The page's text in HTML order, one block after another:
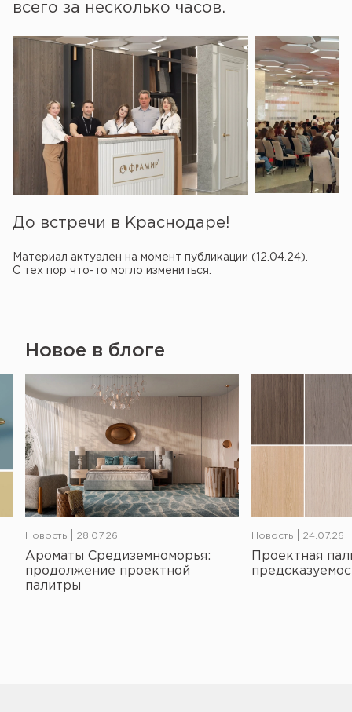
всего за несколько часов.
До встречи в Краснодаре!
Материал актуален на момент публикации (12.04.24).
С тех пор что-то могло измениться.
Новое в блоге
Новость 28.07.26
Ароматы Средиземноморья:
продолжение проектной
палитры
Новость 24.07.26
Проектная